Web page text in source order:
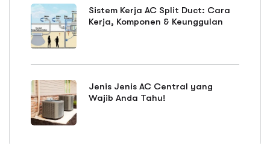
Sistem Kerja AC Split Duct: Cara
Kerja, Komponen & Keunggulan
Jenis Jenis AC Central yang
Wajib Anda Tahu!